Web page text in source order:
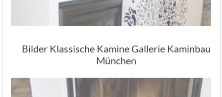
Bilder Klassische Kamine Gallerie Kaminbau
München